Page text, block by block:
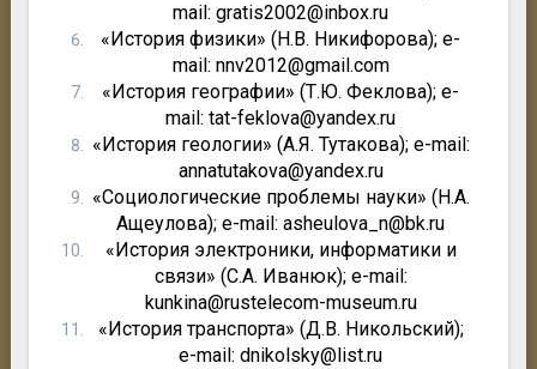
mail: gratis2002@inbox.ru
«История физики» (Н.В. Никифорова); e-
mail: nnv2012@gmail.com
«История географии» (Т.Ю. Феклова); e-
mail: tat-feklova@yandex.ru
«История геологии» (А.Я. Тутакова); e-mail:
annatutakova@yandex.ru
«Социологические проблемы науки» (Н.А.
Ащеулова); e-mail: asheulova_n@bk.ru
«История электроники, информатики и
связи» (С.А. Иванюк); e-mail:
kunkina@rustelecom-museum.ru
«История транспорта» (Д.В. Никольский);
e-mail: dnikolsky@list.ru